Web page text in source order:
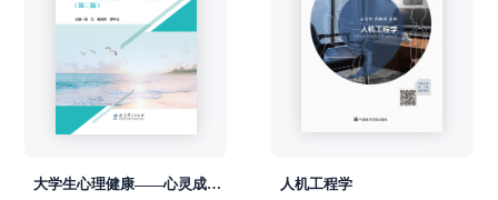
大学生心理健康——心灵成长自助手册（第三版） 人机工程学